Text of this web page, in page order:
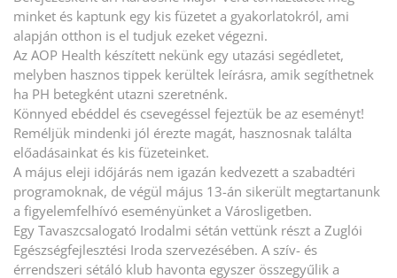
minket és kaptunk egy kis füzetet a gyakorlatokról, ami
alapján otthon is el tudjuk ezeket végezni.
Az AOP Health készített nekünk egy utazási segédletet,
melyben hasznos tippek kerültek leírásra, amik segíthetnek
ha PH betegként utazni szeretnénk.
Könnyed ebéddel és csevegéssel fejeztük be az eseményt!
Reméljük mindenki jól érezte magát, hasznosnak találta
előadásainkat és kis füzeteinket.
A május eleji időjárás nem igazán kedvezett a szabadtéri
programoknak, de végül május 13-án sikerült megtartanunk
a figyelemfelhívó eseményünket a Városligetben.
Egy Tavaszcsalogató Irodalmi sétán vettünk részt a Zuglói
Egészségfejlesztési Iroda szervezésében. A szív- és
érrendszeri sétáló klub havonta egyszer összegyűlik a